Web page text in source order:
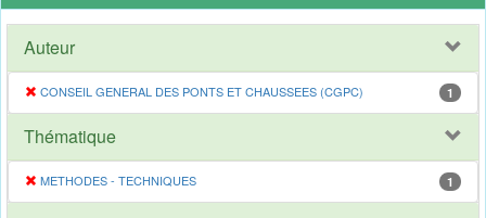
Auteur
CONSEIL GENERAL DES PONTS ET CHAUSSEES (CGPC) 1
Thématique
METHODES - TECHNIQUES 1